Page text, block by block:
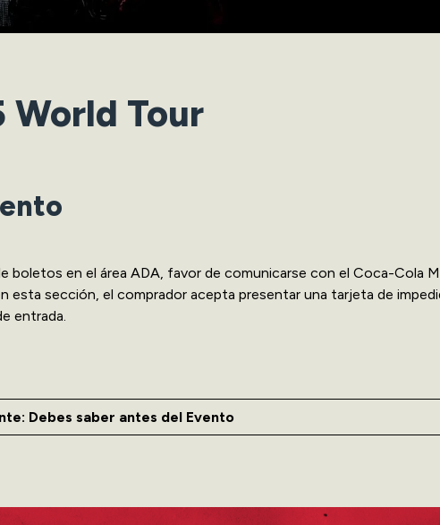
Tour
boletos en el área ADA, favor de comunicarse con el Coca-Cola
esta sección, el comprador acepta presentar una tarjeta de
entrada.
Debes saber antes del Evento